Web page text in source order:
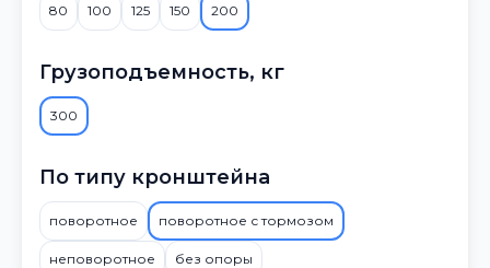
80 100 125 150 200
Грузоподъемность, кг
300
По типу кронштейна
поворотное поворотное с тормозом
неповоротное без опоры